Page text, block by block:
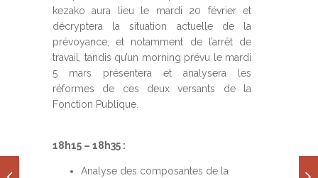
kezako aura lieu le mardi 20 février et
décryptera la situation actuelle de la
prévoyance, et notamment de l’arrêt de
travail, tandis qu’un morning prévu le mardi
5 mars présentera et analysera les
réformes de ces deux versants de la
Fonction Publique.
18h15 – 18h35 :
Analyse des composantes de la